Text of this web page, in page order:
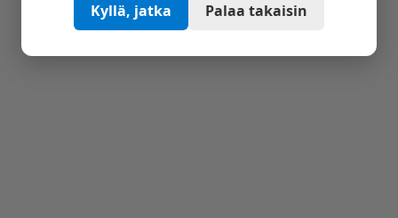
Kyllä, jatka Palaa takaisin